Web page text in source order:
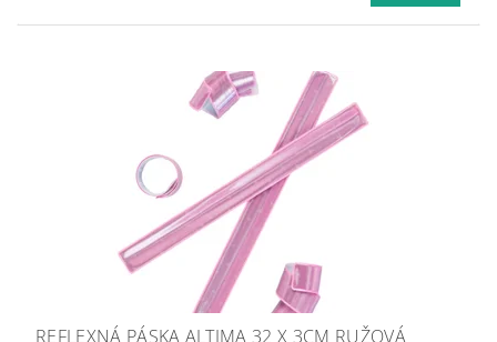
REFLEXNÁ PÁSKA ALTIMA 32 X 3CM RUŽOVÁ